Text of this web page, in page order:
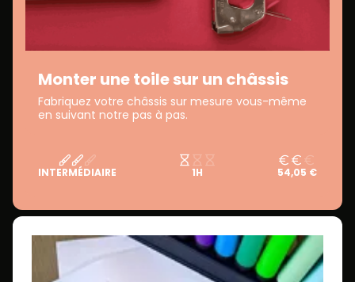
Monter une toile sur un châssis
Fabriquez votre châssis sur mesure vous-même
en suivant notre pas à pas.
INTERMÉDIAIRE 1H 54,05 €